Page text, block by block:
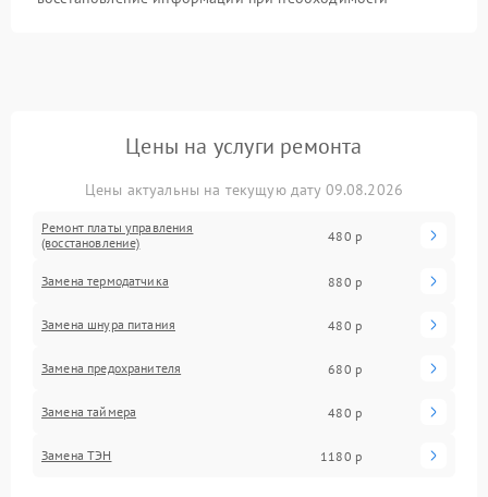
Цены на услуги ремонта
Цены актуальны на текущую дату 09.08.2026
Ремонт платы управления
(восстановление)
480 р
Замена термодатчика 880 р
Замена шнура питания 480 р
Замена предохранителя 680 р
Замена таймера 480 р
Замена ТЭН 1180 р